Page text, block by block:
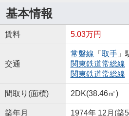
基本情報
賃料 5.03万円
交通
常磐線 「 取手」
関東鉄道常総線
関東鉄道常総線
間取り(面積) 2DK(38.46㎡)
築年月 1974年 12月(築